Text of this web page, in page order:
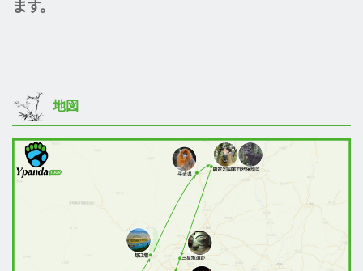
ます。
地図